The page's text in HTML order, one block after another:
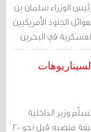
الوزراء سلمان بن
الجنود الأمريكيين
في البحرين
20 عاما من السيناريوهات
وزير الداخلية
راشد بن عبدالله آل خليفة منصبه قبل نحو 20